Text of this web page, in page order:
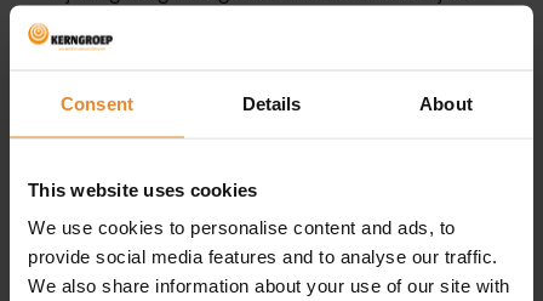
Consent Details About
This website uses cookies
We use cookies to personalise content and ads, to
provide social media features and to analyse our traffic.
We also share information about your use of our site with
keus heeft. Zijn hang naar vrijheid en
onderdeel. Het doel dient uitdagend te zijn.
Wel moet van meet af aan duidelijk zijn wat
gedragsstijl is afmaken waar hij aan
begonnen is. Hij laat zich makkelijk verleiden